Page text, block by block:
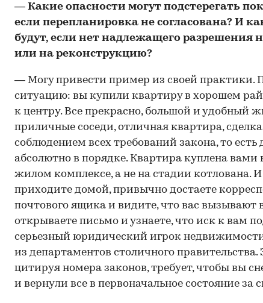
— Какие опасности могут подстерегать
если перепланировка не согласована? И
будут, если нет надлежащего разрешения
или на реконструкцию?
— Могу привести пример из своей практики.
ситуацию: вы купили квартиру в хорошем
к центру. Все прекрасно, большой и удобный
приличные соседи, отличная квартира,
соблюдением всех требований закона, то
абсолютно в порядке. Квартира куплена вами
жилом комплексе, а не на стадии котлована.
приходите домой, привычно достаете
почтового ящика и видите, что вас вызывают
открываете письмо и узнаете, что иск к вам
серьезный юридический игрок
из департаментов столичного правительства.
цитируя номера законов, требует, чтобы вы
и вернули все в первоначальное состояние за